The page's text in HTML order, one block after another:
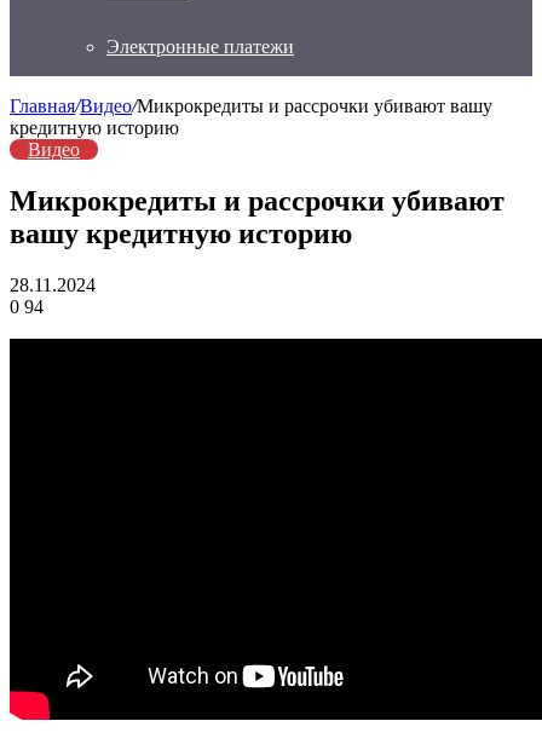
Электронные платежи
Главная/Видео/Микрокредиты и рассрочки убивают вашу
кредитную историю
Видео
Микрокредиты и рассрочки убивают
вашу кредитную историю
28.11.2024
0 94